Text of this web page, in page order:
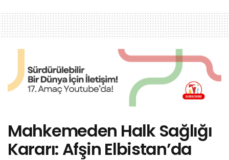
Mahkemeden Halk Sağlığı
Kararı: Afşin Elbistan’da